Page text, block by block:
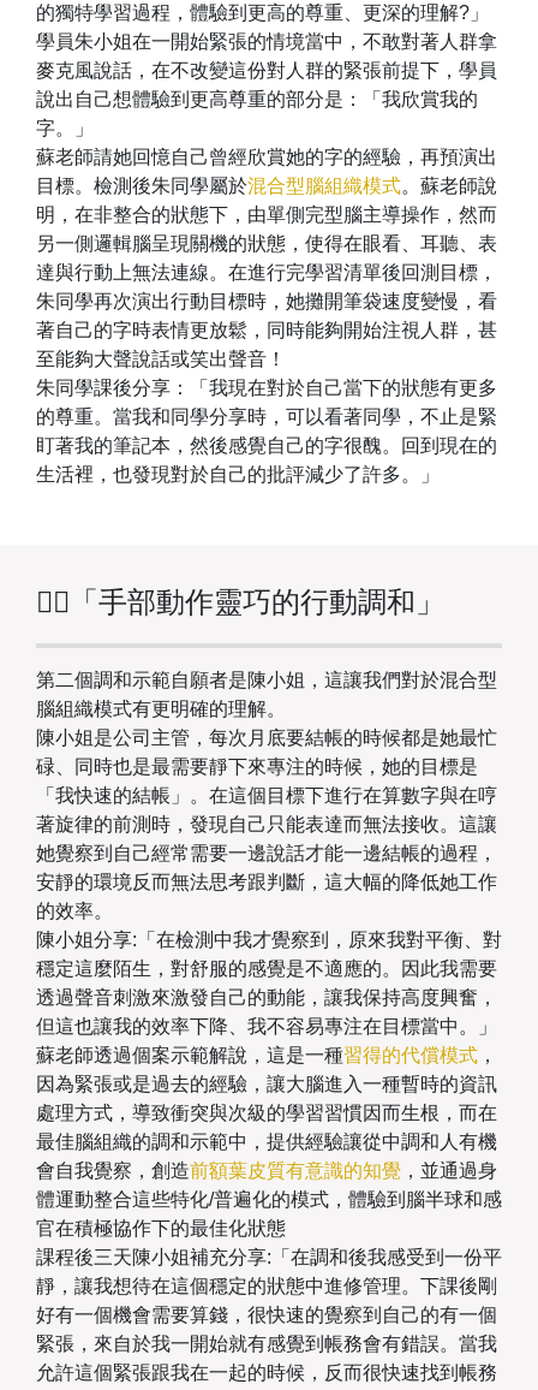
的獨特學習過程，體驗到更高的尊重、更深的理解?」
學員朱小姐在一開始緊張的情境當中，不敢對著人群拿
麥克風說話，在不改變這份對人群的緊張前提下，學員
說出自己想體驗到更高尊重的部分是：「我欣賞我的
字。」
蘇老師請她回憶自己曾經欣賞她的字的經驗，再預演出
目標。檢測後朱同學屬於混合型腦組織模式。蘇老師說
明，在非整合的狀態下，由單側完型腦主導操作，然而
另一側邏輯腦呈現關機的狀態，使得在眼看、耳聽、表
達與行動上無法連線。在進行完學習清單後回測目標，
朱同學再次演出行動目標時，她攤開筆袋速度變慢，看
著自己的字時表情更放鬆，同時能夠開始注視人群，甚
至能夠大聲說話或笑出聲音！
朱同學課後分享：「我現在對於自己當下的狀態有更多
的尊重。當我和同學分享時，可以看著同學，不止是緊
盯著我的筆記本，然後感覺自己的字很醜。回到現在的
生活裡，也發現對於自己的批評減少了許多。」
👉🏻「手部動作靈巧的行動調和」
第二個調和示範自願者是陳小姐，這讓我們對於混合型
腦組織模式有更明確的理解。
陳小姐是公司主管，每次月底要結帳的時候都是她最忙
碌、同時也是最需要靜下來專注的時候，她的目標是
「我快速的結帳」。在這個目標下進行在算數字與在哼
著旋律的前測時，發現自己只能表達而無法接收。這讓
她覺察到自己經常需要一邊說話才能一邊結帳的過程，
安靜的環境反而無法思考跟判斷，這大幅的降低她工作
的效率。
陳小姐分享:「在檢測中我才覺察到，原來我對平衡、對
穩定這麼陌生，對舒服的感覺是不適應的。因此我需要
透過聲音刺激來激發自己的動能，讓我保持高度興奮，
但這也讓我的效率下降、我不容易專注在目標當中。」
蘇老師透過個案示範解說，這是一種習得的代償模式 ，
因為緊張或是過去的經驗，讓大腦進入一種暫時的資訊
處理方式，導致衝突與次級的學習習慣因而生根，而在
最佳腦組織的調和示範中，提供經驗讓從中調和人有機
會自我覺察，創造前額葉皮質有意識的知覺 ，並通過身
體運動整合這些特化/普遍化的模式，體驗到腦半球和感
官在積極協作下的最佳化狀態
課程後三天陳小姐補充分享:「在調和後我感受到一份平
靜，讓我想待在這個穩定的狀態中進修管理。下課後剛
好有一個機會需要算錢，很快速的覺察到自己的有一個
緊張，來自於我一開始就有感覺到帳務會有錯誤。當我
允許這個緊張跟我在一起的時候，反而很快速找到帳務